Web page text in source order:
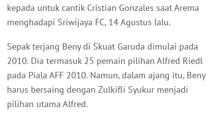
kepada untuk cantik Cristian Gonzales saat Arema
menghadapi Sriwijaya FC, 14 Agustus lalu.
Sepak terjang Beny di Skuat Garuda dimulai pada
2010. Dia termasuk 25 pemain pilihan Alfred Riedl
pada Piala AFF 2010. Namun, dalam ajang itu, Beny
harus bersaing dengan Zulkifli Syukur menjadi
pilihan utama Alfred.